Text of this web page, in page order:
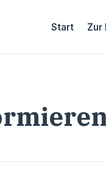
Start Zur